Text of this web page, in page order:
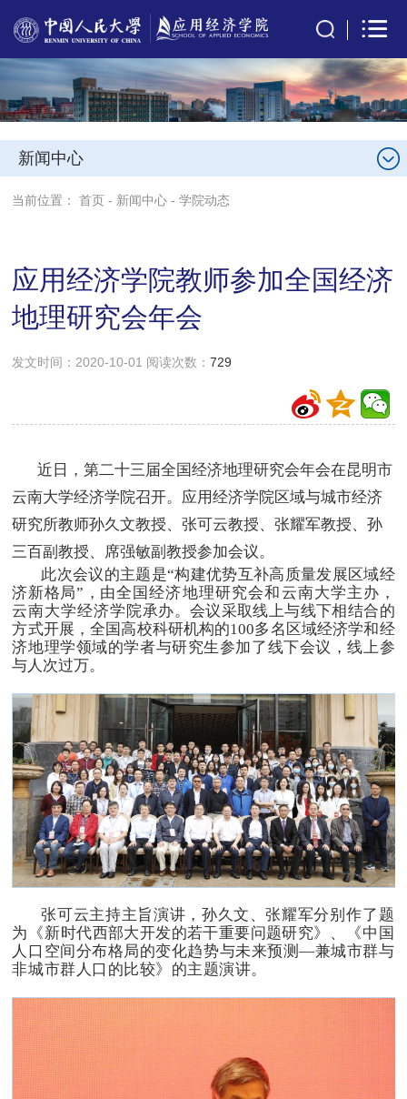
新闻中心
当前位置：首页 - 新闻中心 -学院动态
应用经济学院教师参加全国经济
地理研究会年会
发文时间：2020-10-01 阅读次数：729
近日，第二十三届全国经济地理研究会年会在昆明市
云南大学经济学院召开。应用经济学院区域与城市经济
研究所教师孙久文教授、张可云教授、张耀军教授、孙
三百副教授、席强敏副教授参加会议。
此次会议的主题是“构建优势互补高质量发展区域经
济新格局”，由全国经济地理研究会和云南大学主办，
云南大学经济学院承办。会议采取线上与线下相结合的
方式开展，全国高校科研机构的100多名区域经济学和经
济地理学领域的学者与研究生参加了线下会议，线上参
与人次过万。
张可云主持主旨演讲，孙久文、张耀军分别 作了题
为《新时代西部大开发的若干重要问题研究》、《中国
人口空间分布格局的变化趋势与未来预测—兼城市群与
非城市群人口的比较》的主题演讲。